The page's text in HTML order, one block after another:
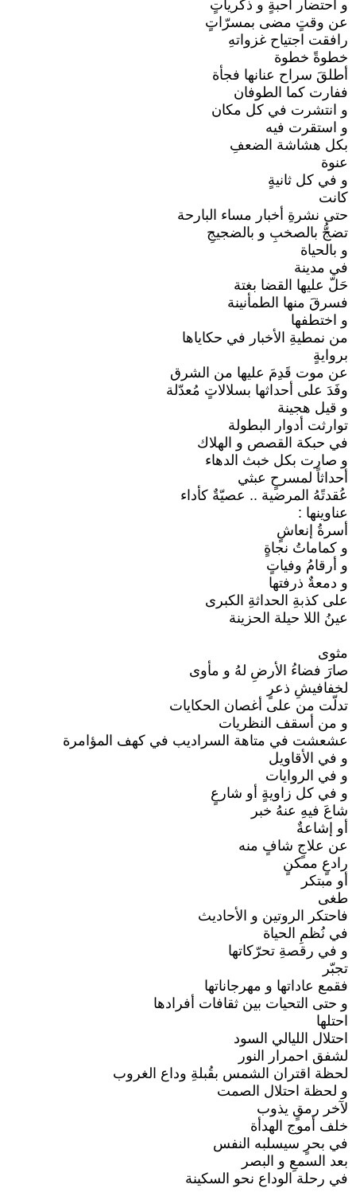
و احتضار أحبةٍ و ذكرياتٍ
عن وقتٍ مضى بمسرّاتٍ
رافقت اجتياح غزواتهِ
خطوةً خطوة
أطلقَ سراح عنانها فجأة
ففارت كما الطوفان
و انتشرت في كل مكان
و استقرت فيه
بكل هشاشة الضعفِ
عنوة
و في كل ثانيةٍ
كانت
حتى نشرةِ أخبار مساء البارحة
تضجُّ بالصخبِ و بالضجيجِ
و بالحياة
في مدينة
حَلّ عليها القضا بغتة
فسرقَ منها الطمأنينة
و اختطفها
من نمطيةِ الأخبار في حكاياها
بروايةٍ
عن موت قَدِمَ عليها من الشرق
وفَدَ على أحداثها بسلالاتٍ مُعدّلة
و قيل هجينة
توارثت أدوار البطولة
في حبكة القصص و الهلاك
و صارت بكل خبث الدهاء
أحداثاً لمسرحٍ عبثي
عُقدتًهُ المرضية .. عصيّةٌ كأداء
عناوينها :
أسرةُ إنعاشٍ
و كماماتُ نجاةٍ
و أرقامُ وفياتٍ
و دمعةٌ ذرفتها
على كذبةِ الحداثةِ الكبرى
عينُ اللا حيلة الحزينة
مثوى
صارَ فضاءُ الأرضِ لهُ و مأوى
لخفافيشِ ذعرٍ
تدلّت من على أغصان الحكايات
و من أسقف النظريات
عشعشت في متاهة السراديب في كهف المؤامرة
و في الأقاويل
و في الروايات
و في كل زاويةٍ أو شارعٍ
شاعَ فيهِ عنهُ خبر
أو إشاعةٌ
عن علاجٍ شافٍ منه
رادعٍ ممكنٍ
أو مبتكر
طغى
فاحتكر الروتين و الأحاديث
في نُظمِ الحياة
و في رقصةِ تحرّكاتها
تجبّر
فقمع عاداتها و مهرجاناتها
و حتى التحيات بين ثقافات أفرادها
احتلها
احتلال الليالي السود
لشفق احمرار النور
لحظة اقتران الشمس بقُبلةِ وداع الغروب
و لحظة احتلال الصمت
لآخر رمقٍ يذوب
خلف أموج الهدأة
في بحرٍ سيسلبه النفس
بعد السمعِ و البصر
في رحلة الوداع نحو السكينة